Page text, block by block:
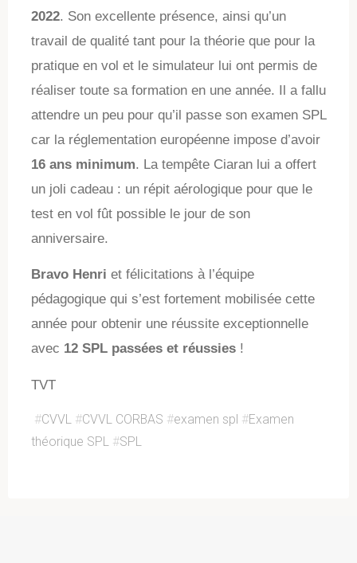
2022. Son excellente présence, ainsi qu’un
travail de qualité tant pour la théorie que pour la
pratique en vol et le simulateur lui ont permis de
réaliser toute sa formation en une année. Il a fallu
attendre un peu pour qu’il passe son examen SPL
car la réglementation européenne impose d’avoir
16 ans minimum. La tempête Ciaran lui a offert
un joli cadeau : un répit aérologique pour que le
test en vol fût possible le jour de son
anniversaire.
Bravo Henri et félicitations à l’équipe
pédagogique qui s’est fortement mobilisée cette
année pour obtenir une réussite exceptionnelle
avec 12 SPL passées et réussies!
TVT
#CVVL #CVVL CORBAS #examen spl #Examen
théorique SPL #SPL